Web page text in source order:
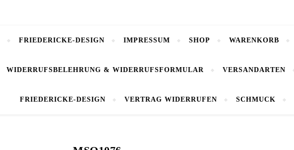
FRIEDERICKE-DESIGN IMPRESSUM SHOP WARENKORB
WIDERRUFSBELEHRUNG & WIDERRUFSFORMULAR VERSANDARTEN
FRIEDERICKE-DESIGN VERTRAG WIDERRUFEN SCHMUCK